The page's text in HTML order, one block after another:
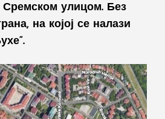
Сремском улицом. Без
на којој се налази